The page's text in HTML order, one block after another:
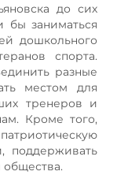
до сих
бы заниматься
дошкольного
спорта.
разные
местом для
тренеров и
Кроме того,
поддерживать